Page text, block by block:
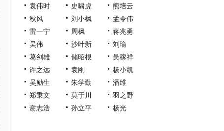
袁伟时
史啸虎
熊培云
秋风
刘小枫
孟令伟
雷一宁
周枫
蒋兆勇
吴伟
沙叶新
刘瑜
葛剑雄
储昭根
吴稼祥
许之远
袁刚
杨小凯
吴励生
朱学勤
潘维
郑秉文
莫于川
羽之野
谢志浩
孙立平 杨光